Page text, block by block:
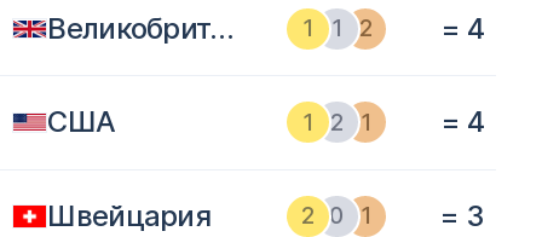
Великобритания 1 1 2 = 4
США 1 2 1 = 4
Швейцария 2 0 1 = 3